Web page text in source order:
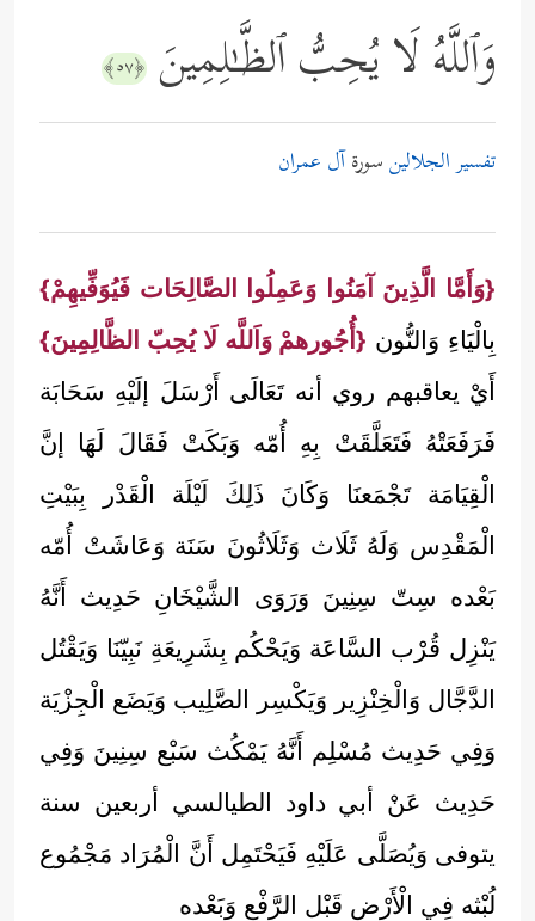
وَٱللَّهُ لَا یُحِبُّ ٱلظَّـٰلِمِینَ ﴿٥٧﴾
تفسير الجلالينسورةآل عمران
{وَأَمَّا الَّذِينَ آمَنُوا وَعَمِلُوا الصَّالِحَات فَيُوَفِّيهِمْ}
بِالْيَاءِ وَالنُّون {أُجُورهمْ وَاَللَّه لَا يُحِبّ الظَّالِمِينَ}
أَيْ يعاقبهم روي أنه تَعَالَى أَرْسَلَ إلَيْهِ سَحَابَة
فَرَفَعَتْهُ فَتَعَلَّقَتْ بِهِ أُمّه وَبَكَتْ فَقَالَ لَهَا إنَّ
الْقِيَامَة تَجْمَعنَا وَكَانَ ذَلِكَ لَيْلَة الْقَدْر بِبَيْتِ
الْمَقْدِس وَلَهُ ثَلَاث وَثَلَاثُونَ سَنَة وَعَاشَتْ أُمّه
بَعْده سِتّ سِنِينَ وَرَوَى الشَّيْخَانِ حَدِيث أَنَّهُ
يَنْزِل قُرْب السَّاعَة وَيَحْكُم بِشَرِيعَةِ نَبِيّنَا وَيَقْتُل
الدَّجَّال وَالْخِنْزِير وَيَكْسِر الصَّلِيب وَيَضَع الْجِزْيَة
وَفِي حَدِيث مُسْلِم أَنَّهُ يَمْكُث سَبْع سِنِينَ وَفِي
حَدِيث عَنْ أبي داود الطيالسي أربعين سنة
يتوفى وَيُصَلَّى عَلَيْهِ فَيَحْتَمِل أَنَّ الْمُرَاد مَجْمُوع
لُبْثه فِي الْأَرْض قَبْل الرَّفْع وَبَعْده